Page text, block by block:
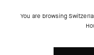
You are browsing